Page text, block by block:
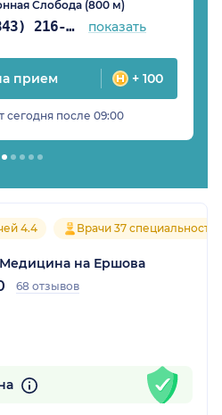
Слобода (800 м)
+7 (843) 216-80-51 показать
прием + 100
сегодня после 09:00
4.4 Врачи 37
на Ершова
68 отзывов